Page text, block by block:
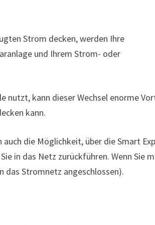
Strom decken, werden Ihre
und Ihrem Strom- oder
nutzt, kann dieser Wechsel enorme
kann.
auch die Möglichkeit, über die Smart
in das Netz zurückführen. Wenn Sie
das Stromnetz angeschlossen).